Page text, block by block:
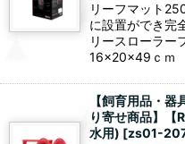
リーフマット
に設置ができ完
リースローラー
16×20×49ｃｍ
【飼育用品・
り寄せ商品】【
水用) [zs01-